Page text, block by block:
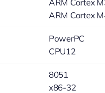
ARM Cortex
ARM Cortex
PowerPC
CPU12
8051
x86-32